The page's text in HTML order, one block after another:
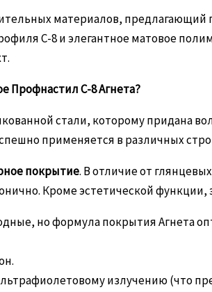
материалов,
С-8 и элегантное матовое
Профнастил С-8 Агнета?
стали, которому придана
применяется в различных
покрытие. В отличие от
Кроме эстетической
но формула покрытия Агнета
излучению (что